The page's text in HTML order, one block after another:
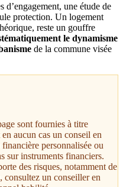
d’engagement, une étude de
protection. Un logement
reste un gouffre
le dynamisme
de la commune visée
sont fournies à titre
aucun cas un conseil en
personnalisée ou
sur instruments financiers.
des risques, notamment de
consultez un conseiller en